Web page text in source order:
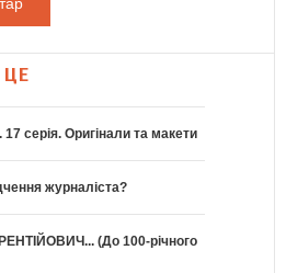
ЦЕ
17 серія. Оригінали та макети
журналіста?
(До 100-річного